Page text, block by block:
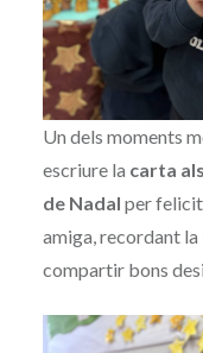
Un dels moments
escriure la carta
de Nadal per
amiga, recordant la
compartir bons